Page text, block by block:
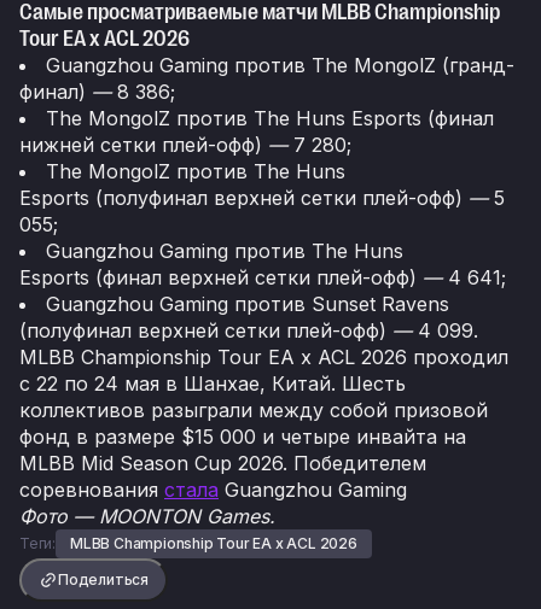
Самые просматриваемые матчи MLBB Championship
Tour EA x ACL 2026
Guangzhou Gaming против The MongolZ (гранд-
финал) —8 386;
The MongolZ против The Huns Esports (финал
нижней сетки плей-офф) —7 280;
The MongolZ против The Huns
Esports (полуфинал верхней сетки плей-офф) —5
055;
Guangzhou Gaming против The Huns
Esports (финал верхней сетки плей-офф) —4 641;
Guangzhou Gaming против Sunset Ravens
(полуфинал верхней сетки плей-офф) —4 099.
MLBB Championship Tour EA x ACL 2026 проходил
с 22 по 24 мая в Шанхае, Китай. Шесть
коллективов разыграли между собой призовой
фонд в размере $15 000 и четыре инвайта на
MLBB Mid Season Cup 2026. Победителем
соревнования стала Guangzhou Gaming
Фото — MOONTON Games.
Теги:
MLBB Championship Tour EA x ACL 2026
Поделиться